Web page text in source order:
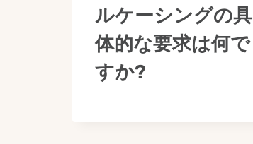
ルケーシングの具
体的な要求は何で
すか?